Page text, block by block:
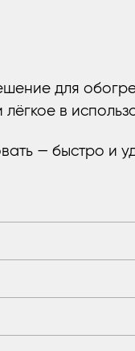
для
в
— быстро и